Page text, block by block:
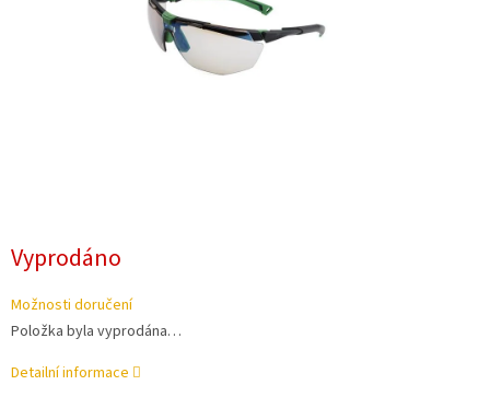
Vyprodáno
Možnosti doručení
Položka byla vyprodána…
Detailní informace